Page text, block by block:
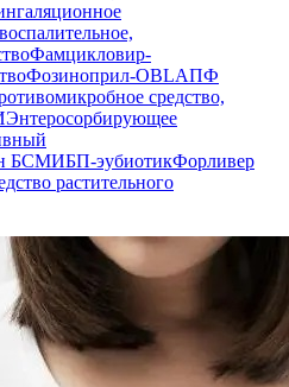
Фамцикловир-
Фозиноприл-OBLАПФ
средство,
Энтеросорбирующее
БСМИБП-эубиотикФорливер
растительного